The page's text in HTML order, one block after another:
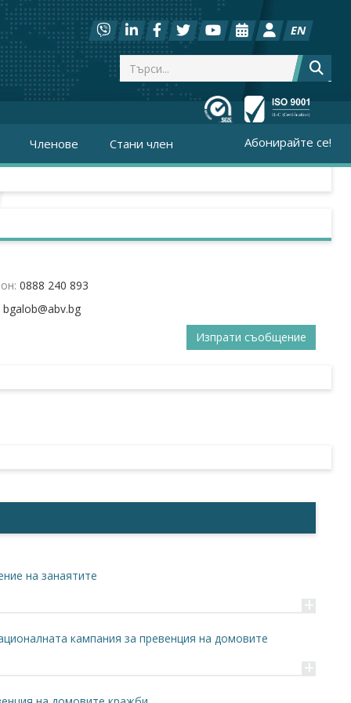
EN
Членове Стани член Абонирайте се!
0888 240 893
Изпрати съобщение
на занаятите
+
кампания за превенция на домовите
+